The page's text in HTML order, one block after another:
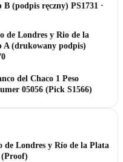
(podpis ręczny) PS1731 ·
de Londres y Rio de la
A (drukowany podpis)
del Chaco 1 Peso
05056 (Pick S1566)
Londres y Río de la Plata
(Proof)